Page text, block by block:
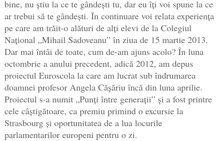
bine, nu știu la ce te gândești tu, dar eu îți voi spune la ce
ar trebui să te gândești. În continuare voi relata experiența
pe care am trăit-o alături de alți elevi de la Colegiul
Național „Mihail Sadoveanu” în ziua de 15 martie 2013.
Dar mai întâi de toate, cum de-am ajuns acolo? În luna
octombrie a anului precedent, adică 2012, am depus
proiectul Euroscola la care am lucrat sub îndrumarea
doamnei profesor Angela Cășăriu încă din luna aprilie.
Proiectul s-a numit „Punți între generații” și a fost printre
cele câștigătoare, ca premiu primind o excursie la
Strasbourg și oportunitatea de a lua locurile
parlamentarilor europeni pentru o zi.